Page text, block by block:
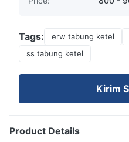
Tags: erw tabung ketel
ss tabung ketel
Kirim
Product Details